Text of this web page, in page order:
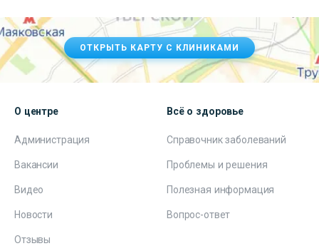
ОТКРЫТЬ КАРТУ С КЛИНИКАМИ
О центре
Администрация
Вакансии
Видео
Новости
Отзывы
Всё о здоровье
Справочник заболеваний
Проблемы и решения
Полезная информация
Вопрос-ответ